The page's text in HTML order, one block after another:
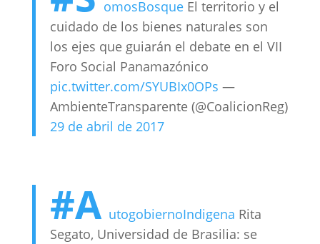
omosBosqueEl territorio y el
cuidado de los bienes naturales son
los ejes que guiarán el debate en el VII
Foro Social Panamazónico
pic.twitter.com/SYUBIx0OPs —
AmbienteTransparente (@CoalicionReg)
29 de abril de 2017
#A utogobiernoIndigena Rita
Segato, Universidad de Brasilia: se